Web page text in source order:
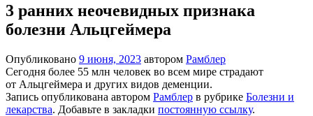
3 ранних неочевидных признака
болезни Альцгеймера
Опубликовано 9 июня, 2023 автором Рамблер
Сегодня более 55 млн человек во всем мире страдают
от Альцгеймера и других видов деменции.
Запись опубликована автором Рамблер в рубрике Болезни и
лекарства. Добавьте в закладки постоянную ссылку.